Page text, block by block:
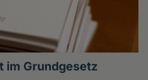
im Grundgesetz